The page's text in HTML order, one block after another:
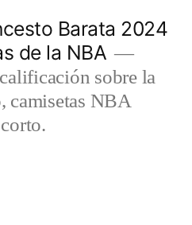
Barata 2024
de la NBA
sobre la
camisetas NBA